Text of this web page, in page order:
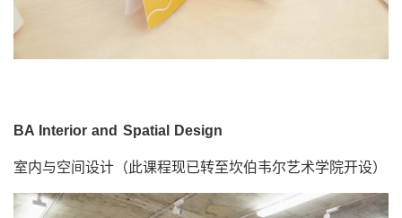
BA Interior and Spatial Design
室内与空间设计（此课程现已转至坎伯韦尔艺术学院开设）